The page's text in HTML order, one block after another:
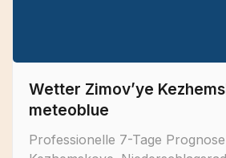
Wetter Zimov’ye
meteoblue
Professionelle 7-Tage